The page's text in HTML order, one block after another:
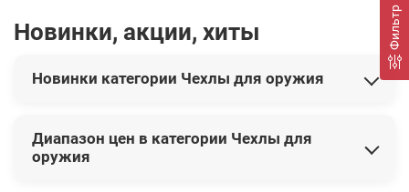
Фильтр
Новинки, акции, хиты
Новинки категории Чехлы для оружия
Чехол для гладкоствольного ружья 135 см (олива)
2 330
грн
Диапазон цен в категории Чехлы для
оружия